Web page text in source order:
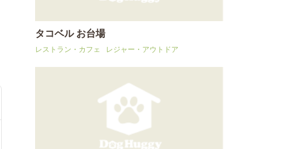
タコベル お台場
レストラン・カフェ レジャー・アウトドア